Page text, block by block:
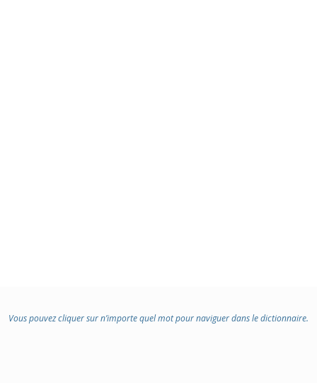
Vous pouvez cliquer sur n’importe quel mot pour naviguer dans le dictionnaire.